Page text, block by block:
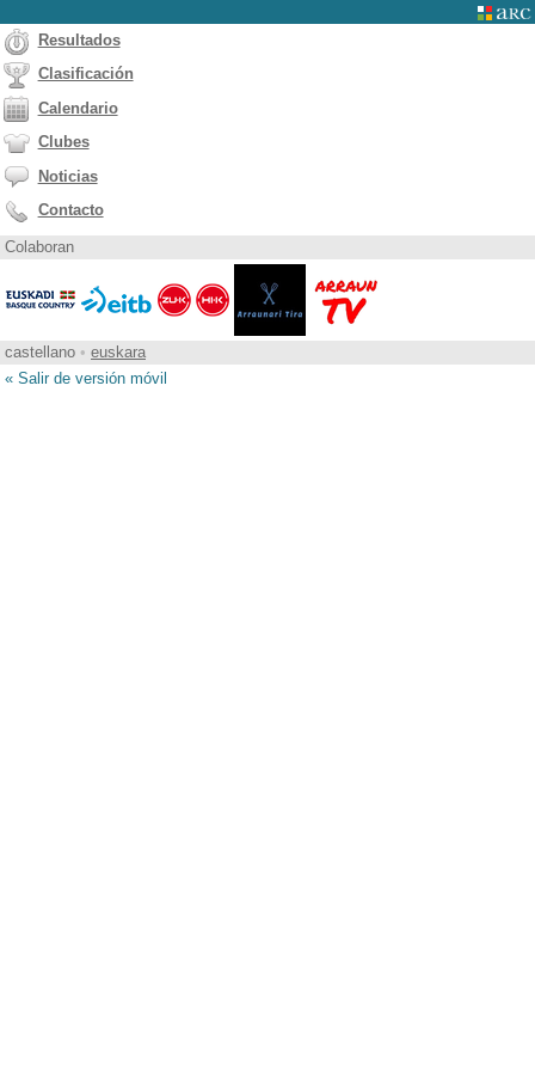
Resultados
Clasificación
Calendario
Clubes
Noticias
Contacto
Colaboran
castellano • euskara
« Salir de versión móvil